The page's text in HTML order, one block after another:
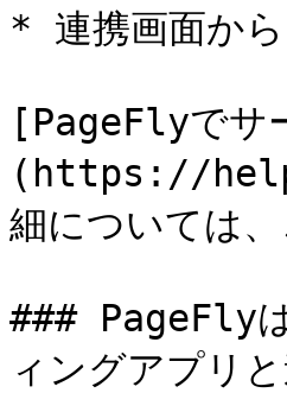
* 連携画面から
[PageFlyでサ
(https://
細については
### PageFly
ィングアプリ